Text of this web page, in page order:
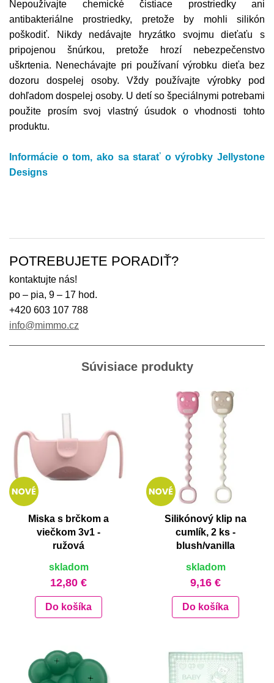
Nepoužívajte chemické čistiace prostriedky ani
antibakteriálne prostriedky, pretože by mohli silikón
poškodiť. Nikdy nedávajte hryzátko svojmu dieťaťu s
pripojenou šnúrkou, pretože hrozí nebezpečenstvo
uškrtenia. Nenechávajte pri používaní výrobku dieťa bez
dozoru dospelej osoby. Vždy používajte výrobky pod
dohľadom dospelej osoby. U detí so špeciálnymi potrebami
použite prosím svoj vlastný úsudok o vhodnosti tohto
produktu.
Informácie o tom, ako sa starať o výrobky Jellystone
Designs
POTREBUJETE PORADIŤ?
kontaktujte nás!
po – pia, 9 – 17 hod.
+420 603 107 788
info@mimmo.cz
Súvisiace produkty
Miska s brčkom a
viečkom 3v1 -
ružová
skladom
12,80 €
Do košíka
Silikónový klip na
cumlík, 2 ks -
blush/vanilla
skladom
9,16 €
Do košíka